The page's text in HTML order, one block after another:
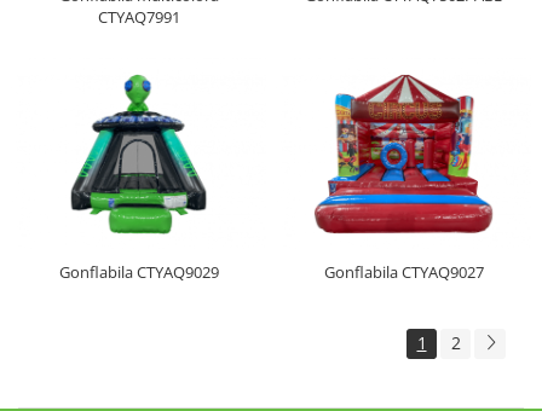
CTYAQ7991
Gonflabila CTYAQ9029 Gonflabila CTYAQ9027
1 2